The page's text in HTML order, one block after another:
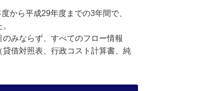
から平成29年度までの3年間で、
みならず、すべてのフロー情報
借対照表、行政コスト計算書、純